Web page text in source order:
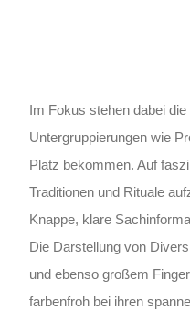
Im Fokus stehen dabei
Untergruppierungen wie
Platz bekommen. Auf
Traditionen und Rituale
Knappe, klare
Die Darstellung von
und ebenso großem
farbenfroh bei ihren